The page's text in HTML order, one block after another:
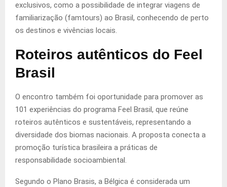
exclusivos, como a possibilidade de integrar viagens de
familiarização (famtours) ao Brasil, conhecendo de perto
os destinos e vivências locais.
Roteiros autênticos do Feel
Brasil
O encontro também foi oportunidade para promover as
101 experiências do programa Feel Brasil, que reúne
roteiros autênticos e sustentáveis, representando a
diversidade dos biomas nacionais. A proposta conecta a
promoção turística brasileira a práticas de
responsabilidade socioambiental.
Segundo o Plano Brasis, a Bélgica é considerada um